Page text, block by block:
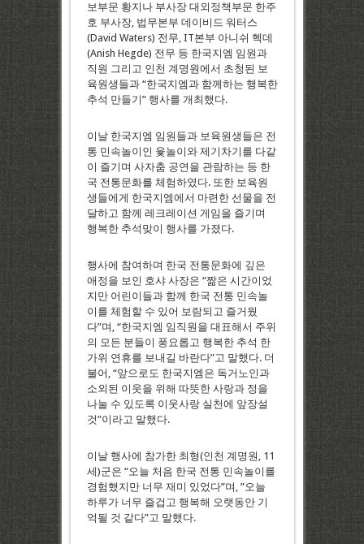
보부문 황지나 부사장 대외정책부문 한주
호 부사장, 법무본부 데이비드 워터스
(David Waters) 전무, IT본부 아니쉬 헥데
(Anish Hegde) 전무 등 한국지엠 임원과
직원 그리고 인천 계명원에서 초청된 보
육원생들과 “한국지엠과 함께하는 행복한
추석 만들기” 행사를 개최했다.
이날 한국지엠 임원들과 보육원생들은 전
통 민속놀이인 윷놀이와 제기차기를 다같
이 즐기며 사자춤 공연을 관람하는 등 한
국 전통문화를 체험하였다. 또한 보육원
생들에게 한국지엠에서 마련한 선물을 전
달하고 함께 레크레이션 게임을 즐기며
행복한 추석맞이 행사를 가졌다.
행사에 참여하며 한국 전통문화에 깊은
애정을 보인 호샤 사장은 “짦은 시간이었
지만 어린이들과 함께 한국 전통 민속놀
이를 체험할 수 있어 보람되고 즐거웠
다”며, “한국지엠 임직원을 대표해서 주위
의 모든 분들이 풍요롭고 행복한 추석 한
가위 연휴를 보내길 바란다”고 말했다. 더
불어, “앞으로도 한국지엠은 독거노인과
소외된 이웃을 위해 따뜻한 사랑과 정을
나눌 수 있도록 이웃사랑 실천에 앞장설
것”이라고 말했다.
이날 행사에 참가한 최형(인천 계명원, 11
세)군은 “오늘 처음 한국 전통 민속놀이를
경험했지만 너무 재미 있었다”며, ”오늘
하루가 너무 즐겁고 행복해 오랫동안 기
억될 것 같다”고 말했다.